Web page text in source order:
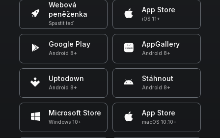
Webová
peněženka
Spustit teď
App Store
iOS 11+
Google Play
Android 8+
AppGallery
Android 8+
Uptodown
Android 8+
Stáhnout
Android 8+
Microsoft Store
Windows 10+
App Store
macOS 10.10+